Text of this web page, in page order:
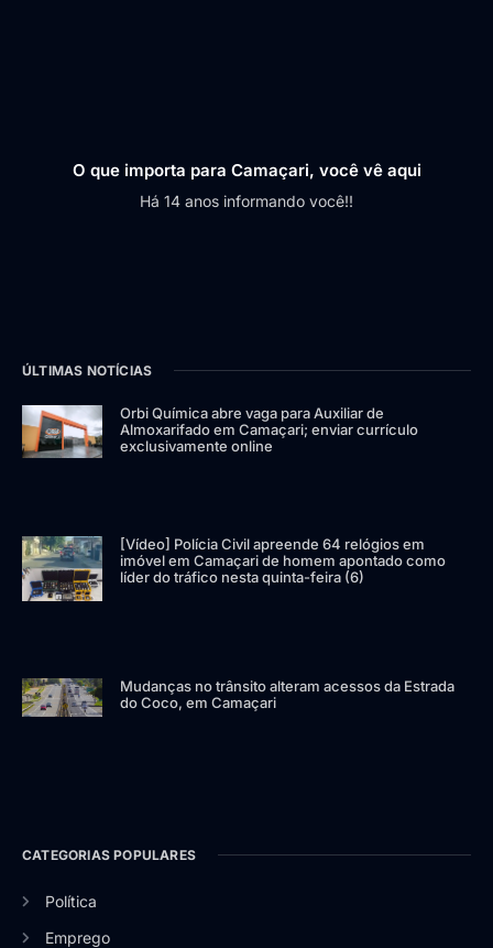
O que importa para Camaçari, você vê aqui
Há 14 anos informando você!!
ÚLTIMAS NOTÍCIAS
Orbi Química abre vaga para Auxiliar de
Almoxarifado em Camaçari; enviar currículo
exclusivamente online
[Vídeo] Polícia Civil apreende 64 relógios em
imóvel em Camaçari de homem apontado como
líder do tráfico nesta quinta-feira (6)
Mudanças no trânsito alteram acessos da Estrada
do Coco, em Camaçari
CATEGORIAS POPULARES
Política
Emprego